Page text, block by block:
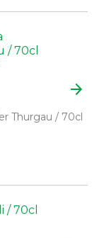
arrow_forward
Thurgau / 70cl